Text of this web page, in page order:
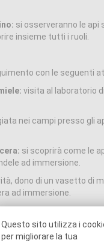
si osserveranno le api
insieme tutti i ruoli.
con le seguenti
visita al laboratorio
nei campi presso gli
si scoprirà come le
ad immersione.
dono di un vasetto di
ad immersione.
Questo sito utilizza i
per migliorare la tua